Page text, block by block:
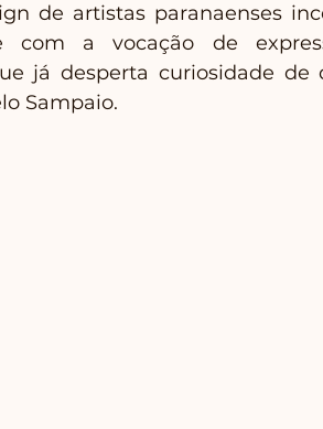
de artistas paranaenses
com a vocação de
já desperta curiosidade
Sampaio.